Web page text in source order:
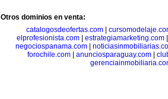
Otros dominios en venta:
catalogosdeofertas.com|
elprofesionista.com
estrategiamarketing.com
negociospanama.com
forochile.com| anunciosparaguay.com|